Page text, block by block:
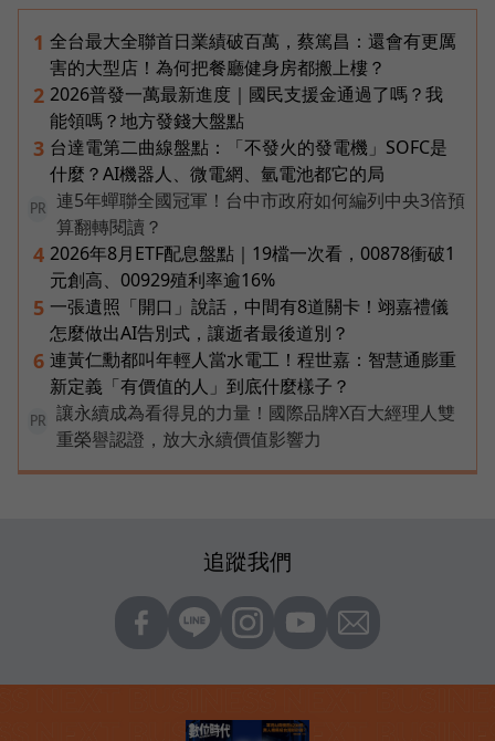
1 全台最大全聯首日業績破百萬，蔡篤昌：還會有更厲
害的大型店！為何把餐廳健身房都搬上樓？
2 2026普發一萬最新進度｜國民支援金通過了嗎？我
能領嗎？地方發錢大盤點
3 台達電第二曲線盤點：「不發火的發電機」SOFC是
什麼？AI機器人、微電網、氫電池都它的局
PR
連5年蟬聯全國冠軍！台中市政府如何編列中央3倍預
算翻轉閱讀？
4 2026年8月ETF配息盤點｜19檔一次看，00878衝破1
元創高、00929殖利率逾16%
5 一張遺照「開口」說話，中間有8道關卡！翊嘉禮儀
怎麼做出AI告別式，讓逝者最後道別？
6 連黃仁勳都叫年輕人當水電工！程世嘉：智慧通膨重
新定義「有價值的人」到底什麼樣子？
PR
讓永續成為看得見的力量！國際品牌X百大經理人雙
重榮譽認證，放大永續價值影響力
追蹤我們